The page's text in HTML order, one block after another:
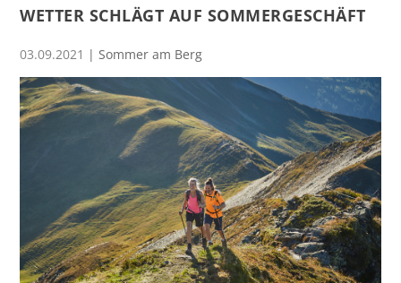
WETTER SCHLÄGT AUF SOMMERGESCHÄFT
03.09.2021 |Sommer am Berg